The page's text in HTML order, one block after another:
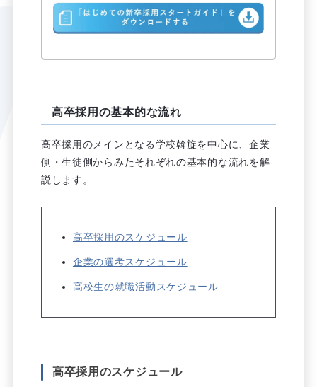
高卒採用の基本的な流れ
高卒採用のメインとなる学校斡旋を中心に、企業
側・生徒側からみたそれぞれの基本的な流れを解
説します。
高卒採用のスケジュール
企業の選考スケジュール
高校生の就職活動スケジュール
高卒採用のスケジュール